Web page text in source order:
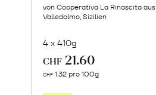
von Cooperativa La Rinascita aus
Valledolmo, Sizilien
4 x 410g
CHF 21.60
CHF 1.32 pro 100g